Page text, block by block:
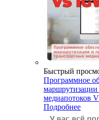
Быстрый
Программное
маршрутизации
медиапотоков
Подробнее